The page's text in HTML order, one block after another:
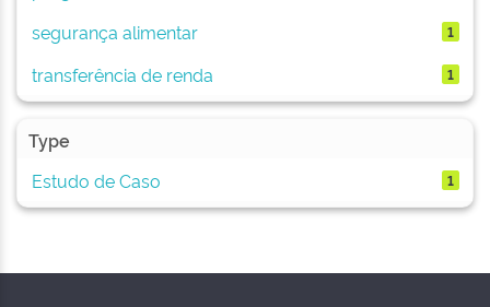
segurança alimentar 1
transferência de renda 1
Type
Estudo de Caso
1